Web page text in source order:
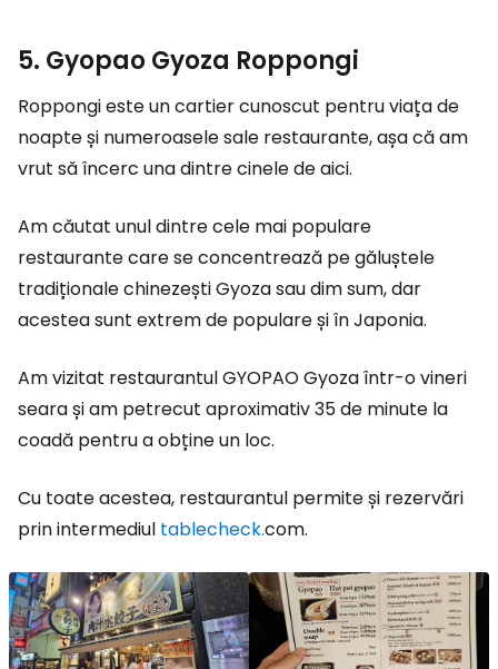
5. Gyopao Gyoza Roppongi
Roppongi este un cartier cunoscut pentru viața de
noapte și numeroasele sale restaurante, așa că am
vrut să încerc una dintre cinele de aici.
Am căutat unul dintre cele mai populare
restaurante care se concentrează pe găluștele
tradiționale chinezești Gyoza sau dim sum, dar
acestea sunt extrem de populare și în Japonia.
Am vizitat restaurantul GYOPAO Gyoza într-o vineri
seara și am petrecut aproximativ 35 de minute la
coadă pentru a obține un loc.
Cu toate acestea, restaurantul permite și rezervări
prin intermediul tablecheck.com.